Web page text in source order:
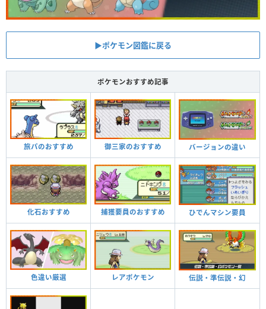
▶︎ポケモン図鑑に戻る
ポケモンおすすめ記事
旅パのおすすめ 御三家のおすすめ バージョンの違い
化石おすすめ 捕獲要員のおすすめ ひでんマシン要員
色違い厳選 レアポケモン 伝説・準伝説・幻